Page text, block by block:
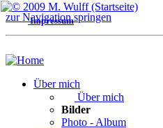
zur Navigation springen
Über mich
Über mich
Bilder
Photo - Album
Impressum